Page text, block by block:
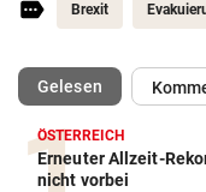
Brexit
Gelesen(ausgewählt)
ÖSTERREICH
Erneuter Allzeit-
nicht vorbei